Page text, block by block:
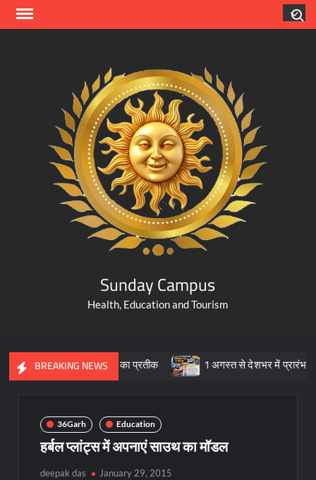
Skip
Sunday Campus
Health, Education and Tourism
BREAKING NEWS
विरासत का प्रतीक 1 अगस्त से देशभर में प्रारंभ हुआ ’मीडियेशन
36Garh Education
हर्बल प्लांट्स में अपनाएं साउथ का मॉडल
deepak das January 29, 2015